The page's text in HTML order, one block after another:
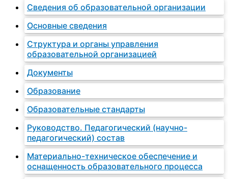
Сведения об образовательной организации
Основные сведения
Структура и органы управления
образовательной организацией
Документы
Образование
Образовательные стандарты
Руководство. Педагогический (научно-
педагогический) состав
Материально-техническое обеспечение и
оснащенность образовательного процесса